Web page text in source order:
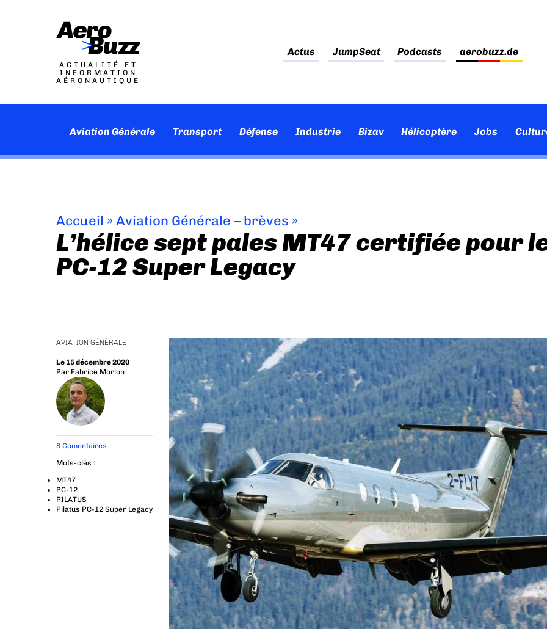
ACTUALITÉ ET
INFORMATION
AÉRONAUTIQUE
Actus JumpSeat Podcasts aerobuzz.de
Aviation Générale Transport Défense Industrie Bizav Hélicoptère Jobs
Accueil » Aviation Générale – brèves »
L’hélice sept pales MT47 certifiée pour
PC-12 Super Legacy
AVIATION GÉNÉRALE
Le 15 décembre 2020
Par Fabrice Morlon
8 Comentaires
Mots-clés :
MT47
PC-12
PILATUS
Pilatus PC-12 Super Legacy